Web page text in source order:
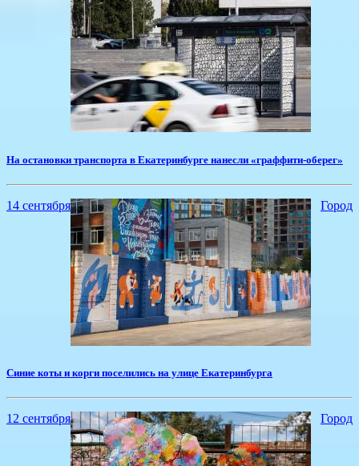
На остановки транспорта в Екатеринбурге нанесли «граффити-оберег»
14 сентября Город
Синие коты и корги поселились на улице Екатеринбурга
12 сентября Город